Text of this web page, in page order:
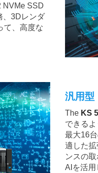
NVMe SSD
、3Dレンダ
て、高度な
汎用型
The KS
できる
最大16
適した
ンスの
AIを活用